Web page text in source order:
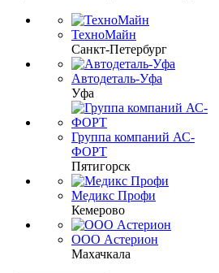
ТехноМайн
Санкт-Петербург
Автодеталь-Уфа
Уфа
Группа компаний АС-
ФОРТ
Пятигорск
Медикс Профи
Кемерово
ООО Астерион
Махачкала